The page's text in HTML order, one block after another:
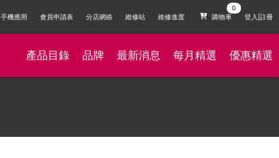
手機應用 會員申請表 分店網絡 維修站 維修進度 購物車 登入|註冊
產品目錄 品牌 最新消息 每月精選 優惠精選